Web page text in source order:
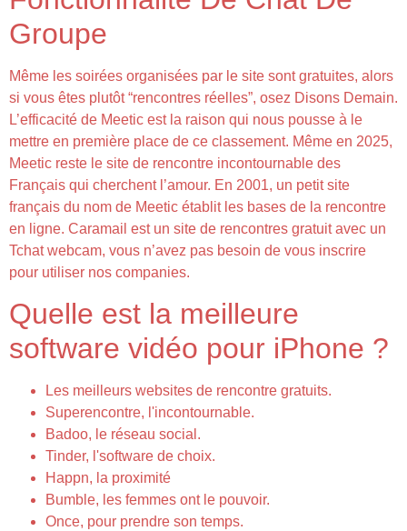
Groupe
Même les soirées organisées par le site sont gratuites, alors
si vous êtes plutôt “rencontres réelles”, osez Disons Demain.
L’efficacité de Meetic est la raison qui nous pousse à le
mettre en première place de ce classement. Même en 2025,
Meetic reste le site de rencontre incontournable des
Français qui cherchent l’amour. En 2001, un petit site
français du nom de Meetic établit les bases de la rencontre
en ligne. Caramail est un site de rencontres gratuit avec un
Tchat webcam, vous n’avez pas besoin de vous inscrire
pour utiliser nos companies.
Quelle est la meilleure
software vidéo pour iPhone ?
Les meilleurs websites de rencontre gratuits.
Superencontre, l'incontournable.
Badoo, le réseau social.
Tinder, l'software de choix.
Happn, la proximité
Bumble, les femmes ont le pouvoir.
Once, pour prendre son temps.